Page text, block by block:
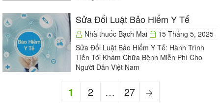
Sửa Đổi Luật Bảo Hiểm Y Tế
Nhà thuốc Bạch Mai
15 Tháng 5, 2025
Sửa Đổi Luật Bảo Hiểm Y Tế: Hành Trình
Tiến Tới Khám Chữa Bệnh Miễn Phí Cho
Người Dân Việt Nam
Page
1 Page
2 … Page
27
Next